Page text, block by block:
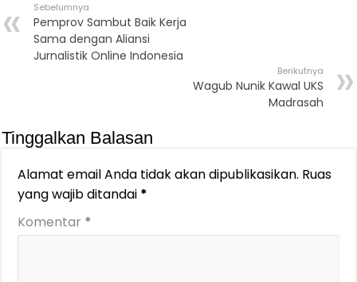
Sebelumnya
Pemprov Sambut Baik Kerja
Sama dengan Aliansi
Jurnalistik Online Indonesia
Berikutnya
Wagub Nunik Kawal UKS
Madrasah
Tinggalkan Balasan
Alamat email Anda tidak akan dipublikasikan. Ruas
yang wajib ditandai *
Komentar *